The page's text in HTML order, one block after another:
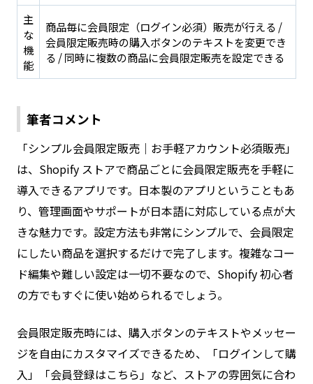
主
な
機
能
商品毎に会員限定（ログイン必須）販売が行える /
会員限定販売時の購入ボタンのテキストを変更でき
る / 同時に複数の商品に会員限定販売を設定できる
筆者コメント
「シンプル会員限定販売｜お手軽アカウント必須販売」
は、Shopify ストアで商品ごとに会員限定販売を手軽に
導入できるアプリです。日本製のアプリということもあ
り、管理画面やサポートが日本語に対応している点が大
きな魅力です。設定方法も非常にシンプルで、会員限定
にしたい商品を選択するだけで完了します。複雑なコー
ド編集や難しい設定は一切不要なので、Shopify 初心者
の方でもすぐに使い始められるでしょう。
会員限定販売時には、購入ボタンのテキストやメッセー
ジを自由にカスタマイズできるため、「ログインして購
入」「会員登録はこちら」など、ストアの雰囲気に合わ